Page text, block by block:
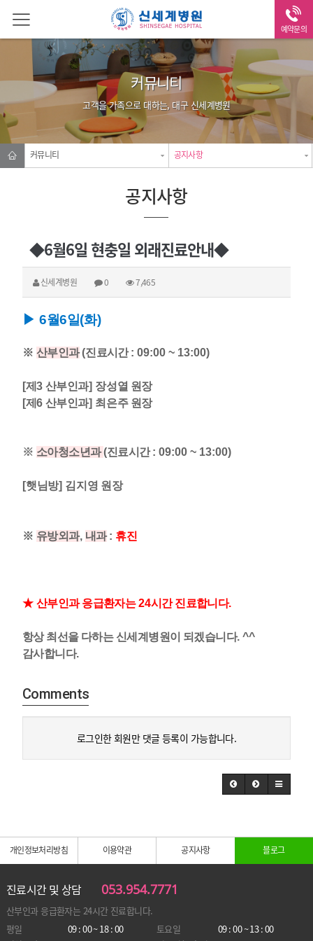
예약문의
커뮤니티
고객을 가족으로 대하는, 대구 신세계병원
커뮤니티 공지사항
공지사항
◆6월6일 현충일 외래진료안내◆
신세계병원 0 7,465
▶ 6월6일(화)
※ 산부인과​(진료시간: 09:00 ~ 13:00)
[제3 산부인과] 장성열 원장
[제6 산부인과] 최은주원장
※ 소아청소년과(진료시간: 09:00 ~ 13:00)
[햇님방] 김지영 원장
※ 유방외과, 내과 : 휴진
★ 산부인과 응급환자는24시간 진료합니다.
항상 최선을 다하는 신세계병원이 되겠습니다. ^^
감사합니다.
Comments
로그인한 회원만 댓글 등록이 가능합니다.
개인정보처리방침 이용약관 공지사항 블로그
진료시간 및 상담 053.954.7771
산부인과 응급환자는 24시간 진료합니다.
평일
09 : 00 ~ 18 : 00 토요일
09 : 00 ~ 13 : 00